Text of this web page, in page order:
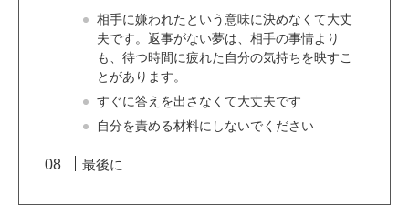
相手に嫌われたという意味に決めなくて大丈
夫です。返事がない夢は、相手の事情より
も、待つ時間に疲れた自分の気持ちを映すこ
とがあります。
すぐに答えを出さなくて大丈夫です
自分を責める材料にしないでください
最後に